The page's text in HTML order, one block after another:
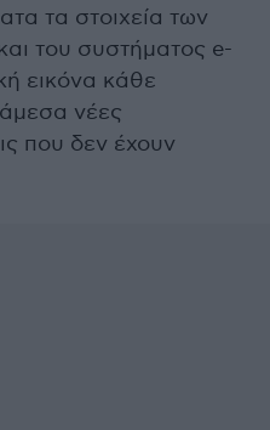
τα στοιχεία των
του συστήματος e-
εικόνα κάθε
άμεσα νέες
που δεν έχουν